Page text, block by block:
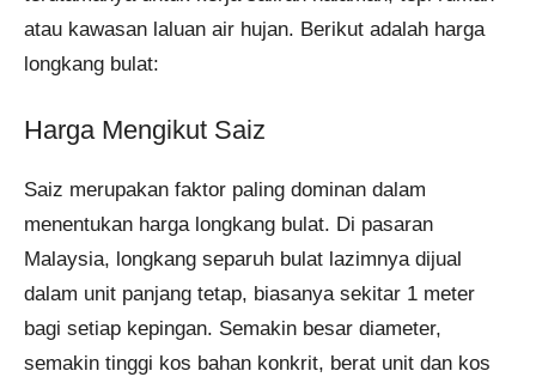
atau kawasan laluan air hujan. Berikut adalah harga
longkang bulat:
Harga Mengikut Saiz
Saiz merupakan faktor paling dominan dalam
menentukan harga longkang bulat. Di pasaran
Malaysia, longkang separuh bulat lazimnya dijual
dalam unit panjang tetap, biasanya sekitar 1 meter
bagi setiap kepingan. Semakin besar diameter,
semakin tinggi kos bahan konkrit, berat unit dan kos